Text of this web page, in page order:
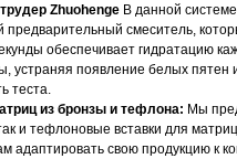
ZhuohengeВ данной системе
предварительный смеситель,
обеспечивает гидратацию
устраняя появление белых пятен
теста.
из бронзы и тефлона: Мы
и тефлоновые вставки для
адаптировать свою продукцию к